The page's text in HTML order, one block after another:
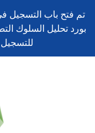
إلى
المحتوى
تم فتح باب التسجيل
للتسجيل